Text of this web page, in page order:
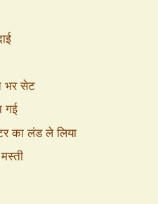
भर सेट
गई
का लंड ले लिया